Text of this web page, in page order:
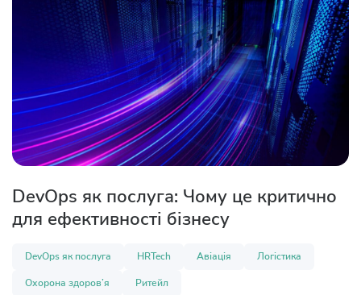
DevOps як послуга: Чому це критично
для ефективності бізнесу
DevOps як послуга HRTech Авіація Логістика
Охорона здоров’я Ритейл